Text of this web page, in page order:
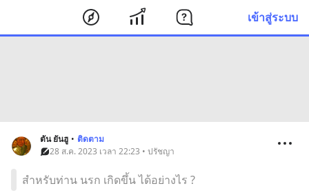
เข้าสู่ระบบ
ตัน ยันฮู • ติดตาม
28 ส.ค. 2023 เวลา 22:23 • ปรัชญา
สำหรับท่าน นรก เกิดขึ้น ได้อย่างไร ?